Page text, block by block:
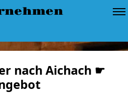
nach Aichach ☛